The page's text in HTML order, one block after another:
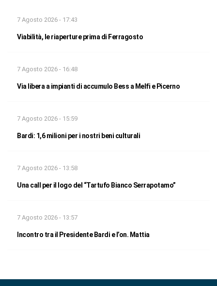
7 Agosto 2026 - 17:43
Viabilità, le riaperture prima di Ferragosto
7 Agosto 2026 - 16:48
Via libera a impianti di accumulo Bess a Melfi e Picerno
7 Agosto 2026 - 15:59
Bardi: 1,6 milioni per i nostri beni culturali
7 Agosto 2026 - 13:58
Una call per il logo del “Tartufo Bianco Serrapotamo”
7 Agosto 2026 - 13:57
Incontro tra il Presidente Bardi e l’on. Mattia